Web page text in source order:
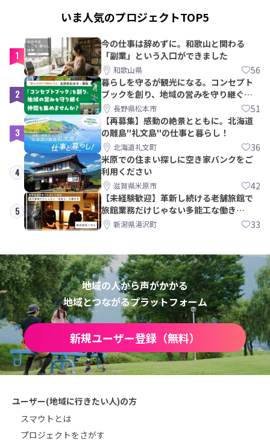
いま人気のプロジェクトTOP5
1
今の仕事は辞めずに。和歌山と関わる
「副業」という入口ができました
和歌山県 56
2
暮らしを守るが観光になる。コンセプト
ブックを創り、地域の営みを守り継ぐ仲
間を集めませんか？
長野県松本市 51
3
【再募集】感動の絶景とともに。北海道
の離島"礼文島"の仕事と暮らし！
北海道礼文町 36
4
米原での住まい探しに空き家バンクをご
利用ください
滋賀県米原市 42
5
【未経験歓迎】革新し続ける老舗旅館で
旅館業務だけじゃない多能工な働き
方。 株式会社いせん
新潟県湯沢町 33
地域の人から声がかかる
地域とつながるプラットフォーム
新規ユーザー登録（無料）
ユーザー(地域に行きたい人)の方
スマウトとは
プロジェクトをさがす